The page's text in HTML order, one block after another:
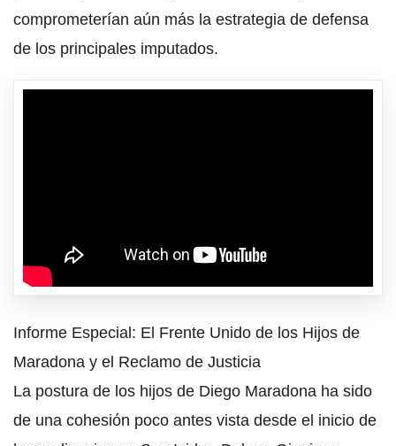
comprometerían aún más la estrategia de defensa
de los principales imputados.
Informe Especial: El Frente Unido de los Hijos de
Maradona y el Reclamo de Justicia
La postura de los hijos de Diego Maradona ha sido
de una cohesión poco antes vista desde el inicio de